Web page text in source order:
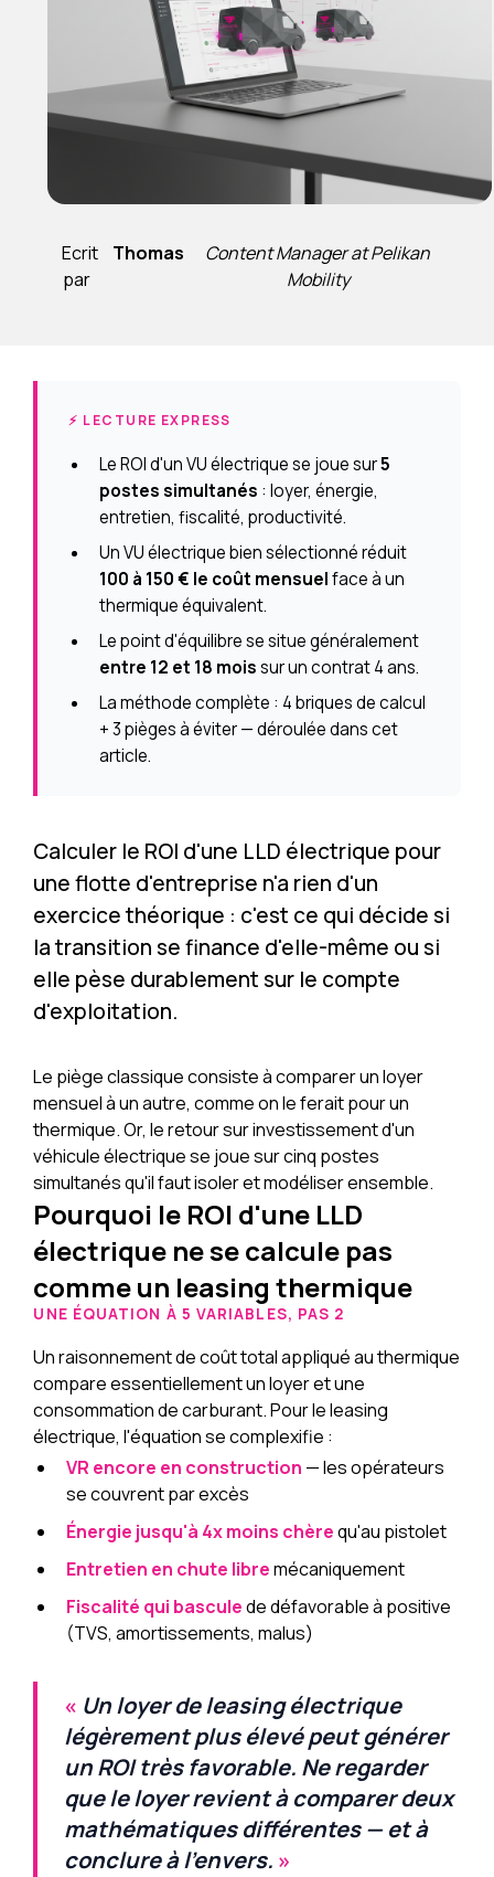
Ecrit
par
Thomas
Content Manager at Pelikan
Mobility
⚡ LECTURE EXPRESS
Le ROI d'un VU électrique se joue sur5
postes simultanés : loyer, énergie,
entretien, fiscalité, productivité.
Un VU électrique bien sélectionné réduit
100 à 150 € le coût mensuelface à un
thermique équivalent.
Le point d'équilibre se situe généralement
entre 12 et 18 moissur un contrat 4 ans.
La méthode complète : 4 briques de calcul
+ 3 pièges à éviter — déroulée dans cet
article.
Calculer le ROI d'une LLD électrique pour
une flotte d'entreprise n'a rien d'un
exercice théorique : c'est ce qui décide si
la transition se finance d'elle-même ou si
elle pèse durablement sur le compte
d'exploitation.
Le piège classique consiste à comparer un loyer
mensuel à un autre, comme on le ferait pour un
thermique. Or, le retour sur investissement d'un
véhicule électrique se joue sur cinq postes
simultanés qu'il faut isoler et modéliser ensemble.
Pourquoi le ROI d'une LLD
électrique ne se calcule pas
comme un leasing thermique
UNE ÉQUATION À 5 VARIABLES, PAS 2
Un raisonnement de coût total appliqué au thermique
compare essentiellement un loyer et une
consommation de carburant. Pour le leasing
électrique, l'équation se complexifie :
VR encore en construction — les opérateurs
se couvrent par excès
Énergie jusqu'à 4x moins chèrequ'au pistolet
Entretien en chute libremécaniquement
Fiscalité qui basculede défavorable à positive
(TVS, amortissements, malus)
« Un loyer de leasing électrique
légèrement plus élevé peut générer
un ROI très favorable. Ne regarder
que le loyer revient à comparer deux
mathématiques différentes — et à
conclure à l'envers. »